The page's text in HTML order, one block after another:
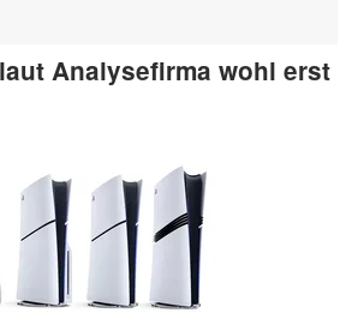
Analysefirma wohl erst